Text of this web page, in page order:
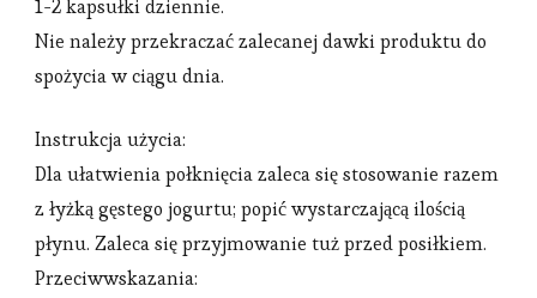
1-2 kapsułki dziennie.
Nie należy przekraczać zalecanej dawki produktu do
spożycia w ciągu dnia.
Instrukcja użycia:
Dla ułatwienia połknięcia zaleca się stosowanie razem
z łyżką gęstego jogurtu; popić wystarczającą ilością
płynu. Zaleca się przyjmowanie tuż przed posiłkiem.
Przeciwwskazania: